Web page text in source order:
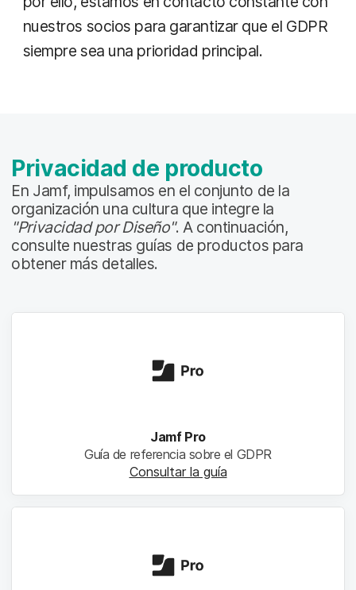
nuestros socios para garantizar que el GDPR
siempre sea una prioridad principal.
Privacidad de producto
En Jamf, impulsamos en el conjunto de la
organización una cultura que integre la
"Privacidad por Diseño". A continuación,
consulte nuestras guías de productos para
obtener más detalles.
Jamf Pro
Guía de referencia sobre el GDPR
Consultar la guía